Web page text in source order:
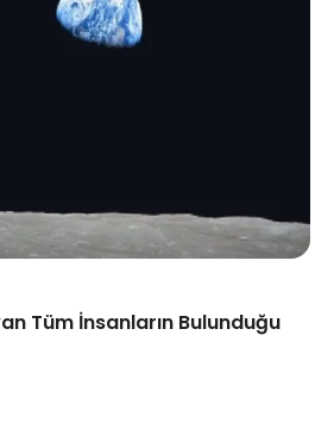
Tüm İnsanların Bulunduğu